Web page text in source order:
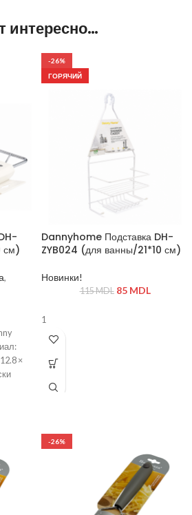
интересно…
см)
,
×
-26%
ГОРЯЧИЙ
Dannyhome Подставка DH-
ZYB024 (для ванны/21*10 см)
Новинки!
115MDL 85 MDL
1
-26%